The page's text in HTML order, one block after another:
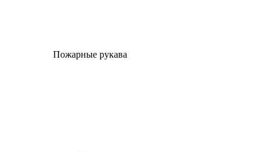
Пожарные рукава